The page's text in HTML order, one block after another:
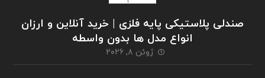
صندلی پلاستیکی پایه فلزی | خرید آنلاین و ارزان
انواع مدل ها بدون واسطه
ژوئن ۸, ۲۰۲۶